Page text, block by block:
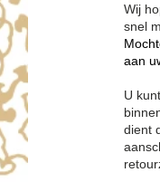
Wij
snel
aan
U
dient